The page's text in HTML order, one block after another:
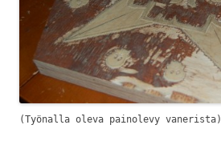
(Työnalla oleva painolevy vanerista)